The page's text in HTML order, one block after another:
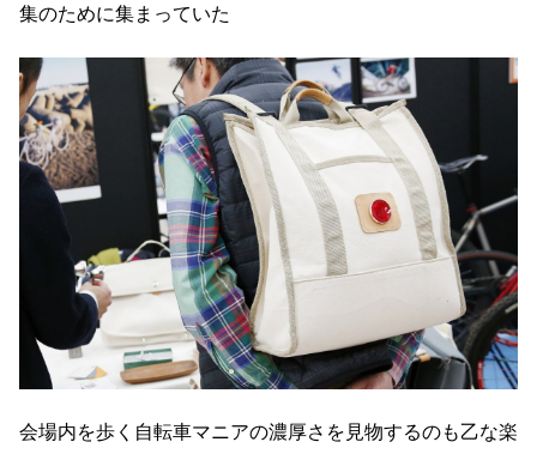
集のために集まっていた
会場内を歩く自転車マニアの濃厚さを見物するのも乙な楽